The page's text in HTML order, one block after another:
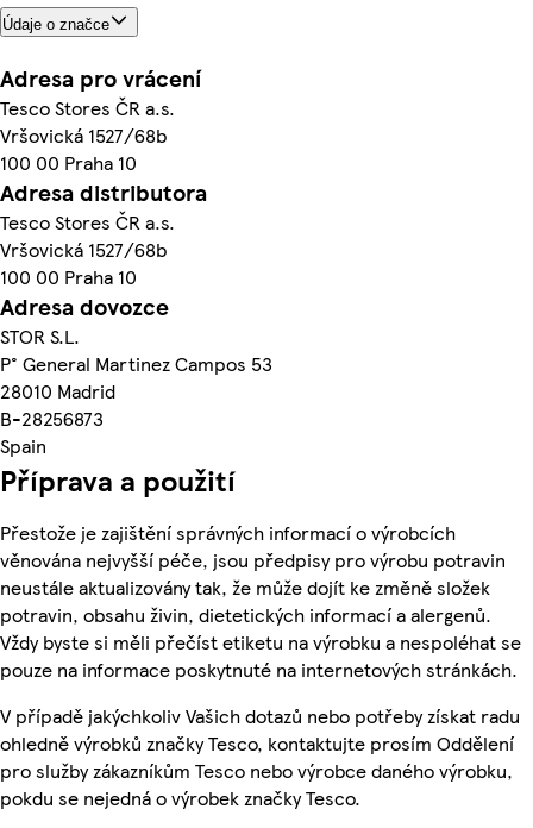
Údaje o značce
Adresa pro vrácení
Tesco Stores ČR a.s.
Vršovická 1527/68b
100 00 Praha 10
Adresa distributora
Tesco Stores ČR a.s.
Vršovická 1527/68b
100 00 Praha 10
Adresa dovozce
STOR S.L.
P° General Martinez Campos 53
28010 Madrid
B-28256873
Spain
Příprava a použití
Přestože je zajištění správných informací o výrobcích
věnována nejvyšší péče, jsou předpisy pro výrobu potravin
neustále aktualizovány tak, že může dojít ke změně složek
potravin, obsahu živin, dietetických informací a alergenů.
Vždy byste si měli přečíst etiketu na výrobku a nespoléhat se
pouze na informace poskytnuté na internetových stránkách.
V případě jakýchkoliv Vašich dotazů nebo potřeby získat radu
ohledně výrobků značky Tesco, kontaktujte prosím Oddělení
pro služby zákazníkům Tesco nebo výrobce daného výrobku,
pokdu se nejedná o výrobek značky Tesco.